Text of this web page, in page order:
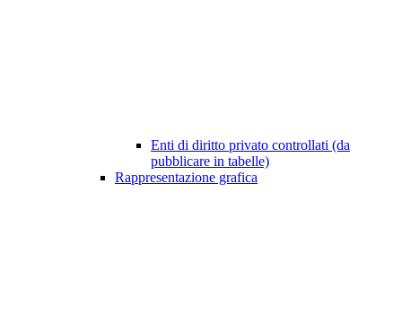
Enti di diritto privato controllati (da
pubblicare in tabelle)
Rappresentazione grafica